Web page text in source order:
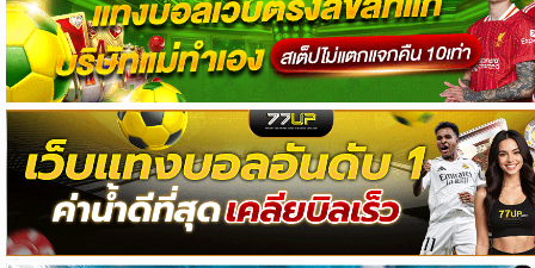
วิเคราะห์
บอล
วิเคราะห์
NFL
วิเคราะห์
NBA